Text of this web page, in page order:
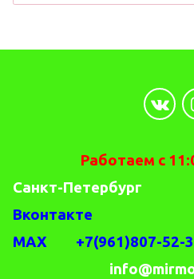
Работаем с
Санкт-Петербург
Вконтакте
MAX +7(961)807-52-